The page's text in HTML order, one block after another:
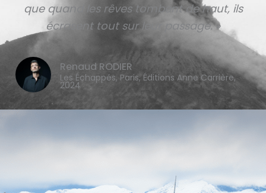
que quand les rêves tombent de haut, ils
écrasent tout sur leur passage. »
Renaud RODIER
Les Échappés, Paris, Éditions Anne Carrière,
2024